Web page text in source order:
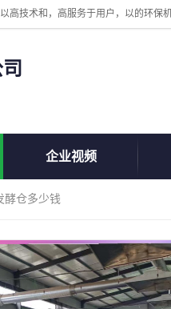
企业视频
酵仓多少钱